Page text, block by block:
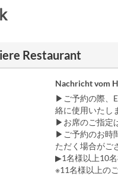
Restaurant
Nachricht vom
▶ご予約の際、
絡に使用いたし
▶お席のご指定
▶ご予約のお時
ただく場合がご
▶1名様以上10名
※11名様以上の